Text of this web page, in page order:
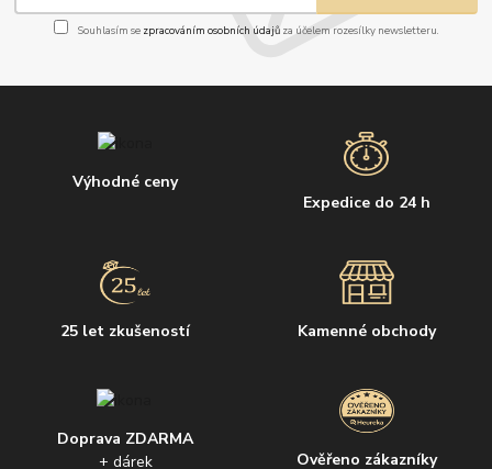
Souhlasím se zpracováním osobních údajůza účelem rozesílky newsletteru.
Výhodné ceny
Expedice do 24 h
25 let zkušeností Kamenné obchody
Doprava ZDARMA
+ dárek
Ověřeno zákazníky